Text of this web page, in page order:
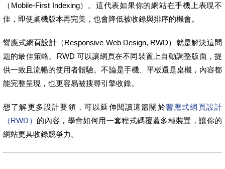
（Mobile-First Indexing）。這代表如果你的網站在手機上表現不
佳，即使桌機版本再完美，也會降低被收錄與排序的機會。
響應式網頁設計（Responsive Web Design, RWD）就是解決這問
題的最佳策略。RWD 可以讓網頁在不同裝置上自動調整版面，提
供一致且流暢的使用者體驗。不論是手機、平板還是桌機，內容都
能完整呈現，也更容易被搜尋引擎收錄。
想了解更多設計要領，可以延伸閱讀這篇關於響應式網頁設計
（RWD） 的內容，學會如何用一套程式碼覆蓋多種裝置，讓你的
網站更具收錄競爭力。